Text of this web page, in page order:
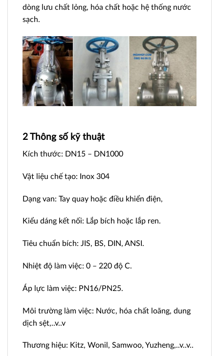
dòng lưu chất lỏng, hóa chất hoặc hệ thống nước
sạch.
2 Thông số kỹ thuật
Kích thước: DN15 – DN1000
Vật liệu chế tạo: Inox 304
Dạng van: Tay quay hoặc điều khiển điện,
Kiểu dáng kết nối: Lắp bích hoặc lắp ren.
Tiêu chuẩn bích: JIS, BS, DIN, ANSI.
Nhiệt độ làm việc: 0 – 220 độ C.
Áp lực làm việc: PN16/PN25.
Môi trường làm việc: Nước, hóa chất loãng, dung
dịch sệt,..v..v
Thương hiệu: Kitz, Wonil, Samwoo, Yuzheng,..v..v..